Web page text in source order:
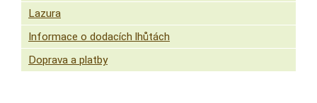
Lazura
Informace o dodacích lhůtách
Doprava a platby